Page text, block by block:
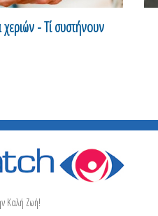
- Τί συστήνουν
Καλή Ζωή!